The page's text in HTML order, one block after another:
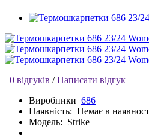
0 відгуків / Написати відгук
Виробники 686
Наявність: Немає в
Модель: Strike